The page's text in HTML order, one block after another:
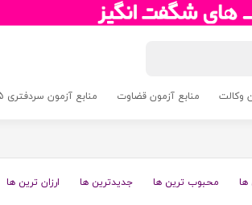
وکالت منابع آزمون قضاوت منابع آزمون سردفتری 1405
ها محبوب ترین ها جدیدترین ها ارزان ترین ها